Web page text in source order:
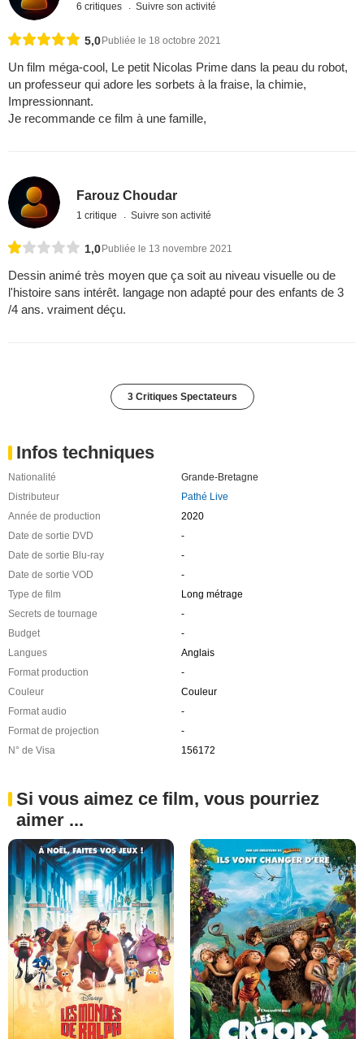
6 critiques Suivre son activité
5,0 Publiée le 18 octobre 2021
Un film méga-cool, Le petit Nicolas Prime dans la peau du robot,
un professeur qui adore les sorbets à la fraise, la chimie,
Impressionnant.
Je recommande ce film à une famille,
Farouz Choudar
1 critique Suivre son activité
1,0 Publiée le 13 novembre 2021
Dessin animé très moyen que ça soit au niveau visuelle ou de
l'histoire sans intérêt. langage non adapté pour des enfants de 3
/4 ans. vraiment déçu.
3 Critiques Spectateurs
Infos techniques
Nationalité
Grande-Bretagne
Distributeur
Pathé Live
Année de production
2020
Date de sortie DVD
-
Date de sortie Blu-ray
-
Date de sortie VOD
-
Type de film
Long métrage
Secrets de tournage
-
Budget
-
Langues
Anglais
Format production
-
Couleur
Couleur
Format audio
-
Format de projection
-
N° de Visa
156172
Si vous aimez ce film, vous pourriez
aimer ...